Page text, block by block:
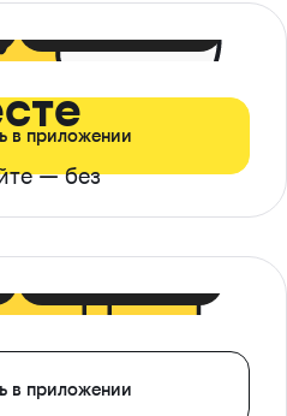
— без
в приложении
в приложении